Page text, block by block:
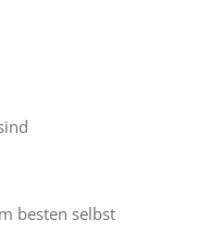
besten selbst